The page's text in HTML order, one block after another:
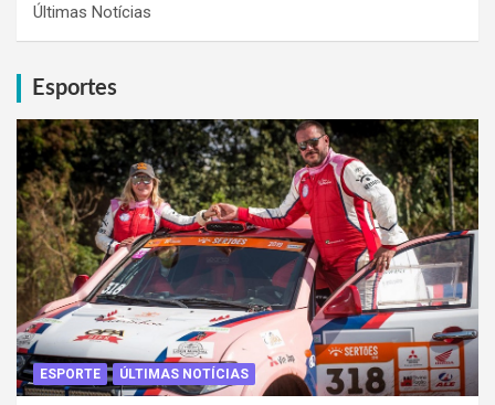
Últimas Notícias
Esportes
ESPORTE ÚLTIMAS NOTÍCIAS